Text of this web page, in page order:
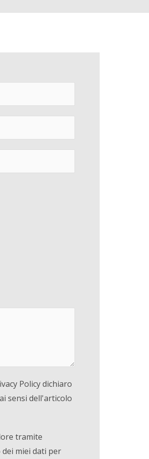
Policy dichiaro
sensi dell'articolo
tramite
miei dati per